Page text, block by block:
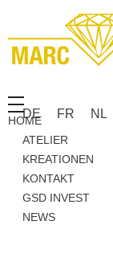
DE FR NL
HOME
ATELIER
KREATIONEN
KONTAKT
GSD INVEST
NEWS